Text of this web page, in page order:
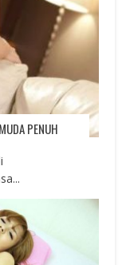
PENUH